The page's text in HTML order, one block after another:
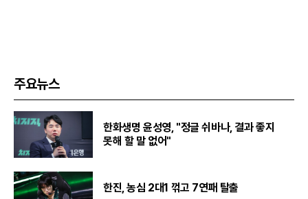
주요뉴스
한화생명 윤성영, "정글 쉬바나, 결과 좋지
못해 할 말 없어"
한진, 농심 2대1 꺾고 7연패 탈출